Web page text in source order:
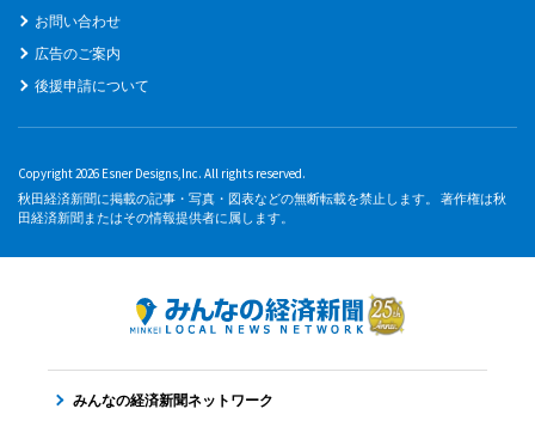
お問い合わせ
広告のご案内
後援申請について
Copyright 2026 Esner Designs,Inc. All rights reserved.
秋田経済新聞に掲載の記事・写真・図表などの無断転載を禁止します。 著作権は秋
田経済新聞またはその情報提供者に属します。
みんなの経済新聞ネットワーク